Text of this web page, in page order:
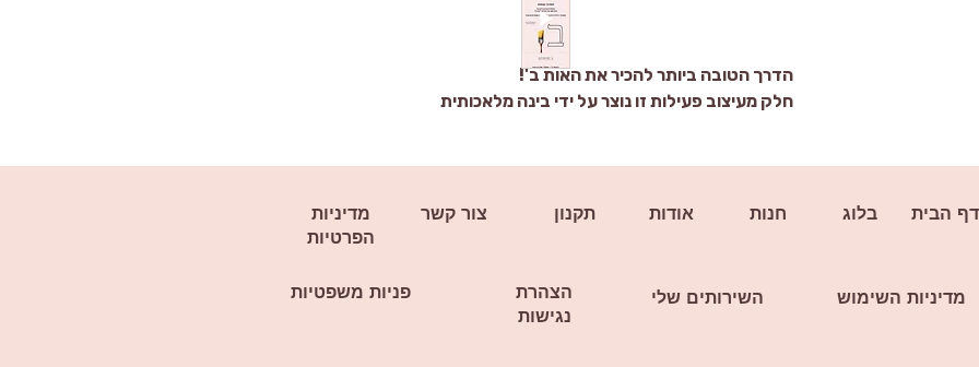
הדרך הטובה ביותר להכיר את האות ב'!
חלק מעיצוב פעילות זו נוצר על ידי בינה מלאכותית
אודות תקנון צור קשר
מדיניות
הפרטיות
מדיניות השימוש השירותים שלי
הצהרת
נגישות
פניות משפטיות
דף הבית בלוג חנות